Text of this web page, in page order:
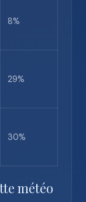
8%
29%
30%
météo